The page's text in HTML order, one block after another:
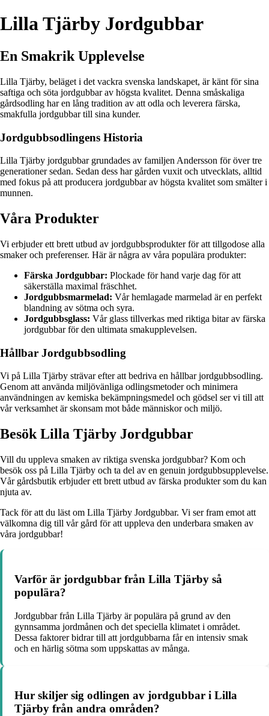
Lilla Tjärby Jordgubbar
En Smakrik Upplevelse
Lilla Tjärby, beläget i det vackra svenska landskapet, är känt för sina
saftiga och söta jordgubbar av högsta kvalitet. Denna småskaliga
gårdsodling har en lång tradition av att odla och leverera färska,
smakfulla jordgubbar till sina kunder.
Jordgubbsodlingens Historia
Lilla Tjärby jordgubbar grundades av familjen Andersson för över tre
generationer sedan. Sedan dess har gården vuxit och utvecklats, alltid
med fokus på att producera jordgubbar av högsta kvalitet som smälter i
munnen.
Våra Produkter
Vi erbjuder ett brett utbud av jordgubbsprodukter för att tillgodose alla
smaker och preferenser. Här är några av våra populära produkter:
Färska Jordgubbar: Plockade för hand varje dag för att
säkerställa maximal fräschhet.
Jordgubbsmarmelad: Vår hemlagade marmelad är en perfekt
blandning av sötma och syra.
Jordgubbsglass: Vår glass tillverkas med riktiga bitar av färska
jordgubbar för den ultimata smakupplevelsen.
Hållbar Jordgubbsodling
Vi på Lilla Tjärby strävar efter att bedriva en hållbar jordgubbsodling.
Genom att använda miljövänliga odlingsmetoder och minimera
användningen av kemiska bekämpningsmedel och gödsel ser vi till att
vår verksamhet är skonsam mot både människor och miljö.
Besök Lilla Tjärby Jordgubbar
Vill du uppleva smaken av riktiga svenska jordgubbar? Kom och
besök oss på Lilla Tjärby och ta del av en genuin jordgubbsupplevelse.
Vår gårdsbutik erbjuder ett brett utbud av färska produkter som du kan
njuta av.
Tack för att du läst om Lilla Tjärby Jordgubbar. Vi ser fram emot att
välkomna dig till vår gård för att uppleva den underbara smaken av
våra jordgubbar!
Varför är jordgubbar från Lilla Tjärby så
populära?
Jordgubbar från Lilla Tjärby är populära på grund av den
gynnsamma jordmånen och det speciella klimatet i området.
Dessa faktorer bidrar till att jordgubbarna får en intensiv smak
och en härlig sötma som uppskattas av många.
Hur skiljer sig odlingen av jordgubbar i Lilla
Tjärby från andra områden?